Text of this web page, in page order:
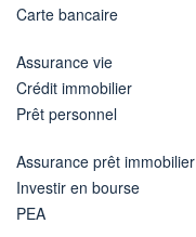
Carte bancaire
Assurance vie
Crédit immobilier
Prêt personnel
Assurance prêt immobilier
Investir en bourse
PEA